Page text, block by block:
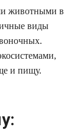
животными в
виды
и пищу.